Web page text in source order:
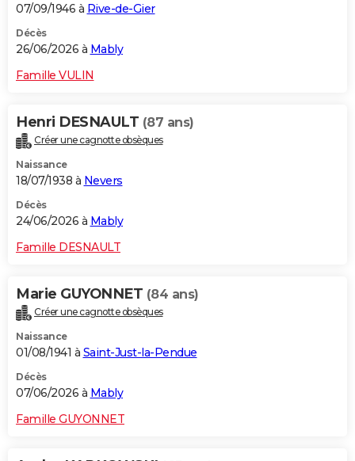
07/09/1946 à Rive-de-Gier
Décès
26/06/2026 à Mably
Famille VULIN
Henri DESNAULT (87 ans)
Créer une cagnotte obsèques
Naissance
18/07/1938 à Nevers
Décès
24/06/2026 à Mably
Famille DESNAULT
Marie GUYONNET (84 ans)
Créer une cagnotte obsèques
Naissance
01/08/1941 à Saint-Just-la-Pendue
Décès
07/06/2026 à Mably
Famille GUYONNET